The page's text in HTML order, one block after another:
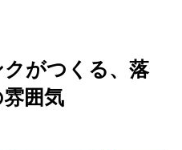
がつくる、落
囲気